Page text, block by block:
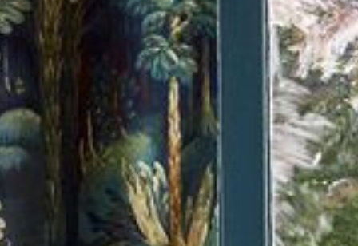
--